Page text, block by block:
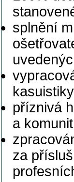
splnění
příznivá
a
za